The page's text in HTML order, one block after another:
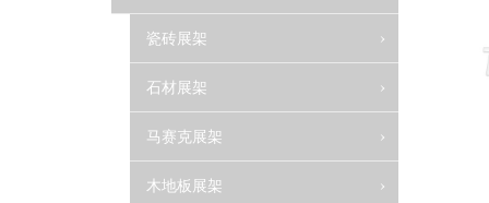
瓷砖展架
石材展架
马赛克展架
木地板展架